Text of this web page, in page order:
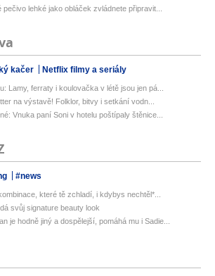
lehké jako obláček zvládnete připravit...
kačer Netflix filmy a seriály
Lamy, ferraty i koulovačka v létě jsou jen pá...
na výstavě! Folklor, bitvy i setkání vodn...
Vnuka paní Soni v hotelu poštípaly štěnice...
#news
které tě zchladí, i kdybys nechtěl*...
svůj signature beauty look
je hodně jiný a dospělejší, pomáhá mu i Sadie...